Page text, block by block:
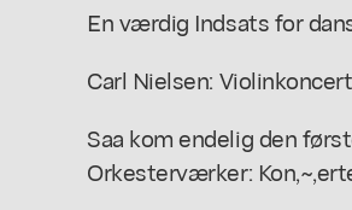
En værdig Indsats for
Carl Nielsen:
Saa kom endelig den
Orkesterværker: